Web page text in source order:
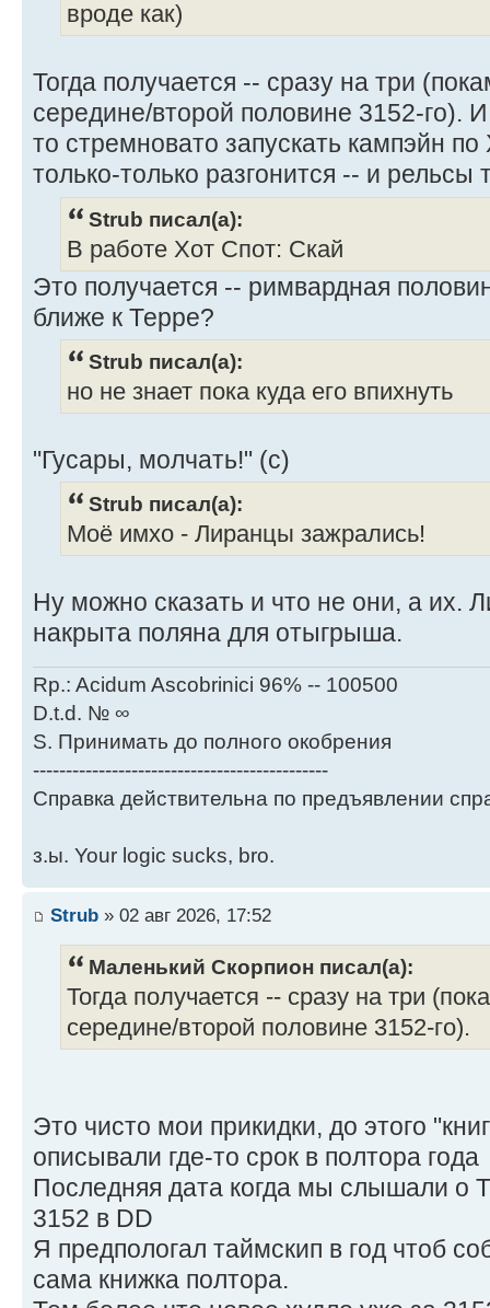
вроде как)
Тогда получается -- сразу на три
середине/второй половине 3152-го).
то стремновато запускать кампэйн
только-только разгонится -- и рельсы
Strub писал(а):
В работе Хот Спот: Скай
Это получается -- римвардная
ближе к Терре?
Strub писал(а):
но не знает пока куда его впихнуть
"Гусары, молчать!" (с)
Strub писал(а):
Моё имхо - Лиранцы зажрались!
Ну можно сказать и что не они, а их.
накрыта поляна для отыгрыша.
Rp.: Acidum Ascobrinici 96% -- 100500
D.t.d. № ∞
S. Принимать до полного окобрения
---------------------------------------------
Справка действительна по предъявлении
з.ы. Your logic sucks, bro.
Strub » 02 авг 2026, 17:52
Маленький Скорпион писал(а):
Тогда получается -- сразу на три
середине/второй половине 3152-го).
Это чисто мои прикидки, до этого
описывали где-то срок в полтора года
Последняя дата когда мы слышали о
3152 в DD
Я предпологал таймскип в год чтоб
сама книжка полтора.